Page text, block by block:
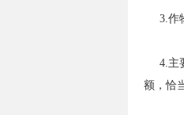
3.作物
4.主要
额，恰